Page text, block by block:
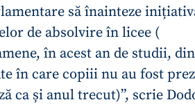
să înainteze
de absolvire în licee (
în acest an de studii, din
în care copiii nu au fost
ca și anul trecut)”, scrie